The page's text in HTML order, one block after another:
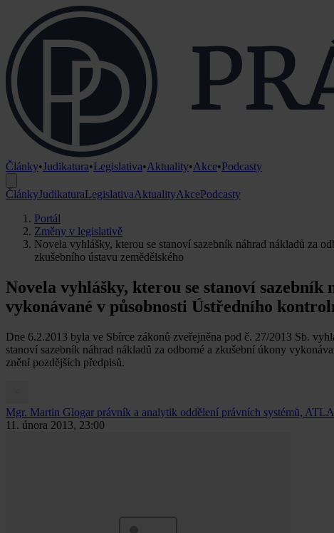
Články•Judikatura•Legislativa•Aktuality•Akce•Podcasty
ČlánkyJudikaturaLegislativaAktualityAkcePodcasty
Portál
Změny v legislativě
Novela vyhlášky, kterou se stanoví sazebník náhrad nákladů za
zkušebního ústavu zemědělského
Novela vyhlášky, kterou se stanoví
vykonávané v působnosti Ústředního
Dne 6.2.2013 byla ve Sbírce zákonů zveřejněna pod č. 27/2013 Sb.
stanoví sazebník náhrad nákladů za odborné a zkušební úkony
znění pozdějších předpisů.
Mgr. Martin Glogar právník a analytik oddělení právních systémů,
11. února 2013, 23:00